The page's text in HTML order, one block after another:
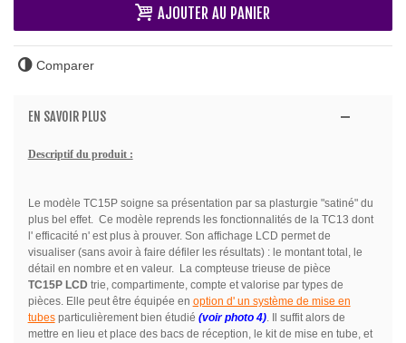
AJOUTER AU PANIER
Comparer
EN SAVOIR PLUS
Descriptif du produit :
Le modèle TC15P soigne sa présentation par sa plasturgie "satiné" du
plus bel effet. Ce modèle reprends les fonctionnalités de la TC13 dont
l' efficacité n' est plus à prouver. Son affichage LCD permet de
visualiser (sans avoir à faire défiler les résultats) : le montant total, le
détail en nombre et en valeur. La compteuse trieuse de pièce
TC15P LCD trie, compartimente, compte et valorise par types de
pièces. Elle peut être équipée en option d' un système de mise en
tubesparticulièrement bien étudié (voir photo 4). Il suffit alors de
mettre en lieu et place des bacs de réception, le kit de mise en tube, et